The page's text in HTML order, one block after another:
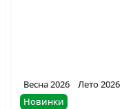
Весна 2026
Лето 2026
Новинки